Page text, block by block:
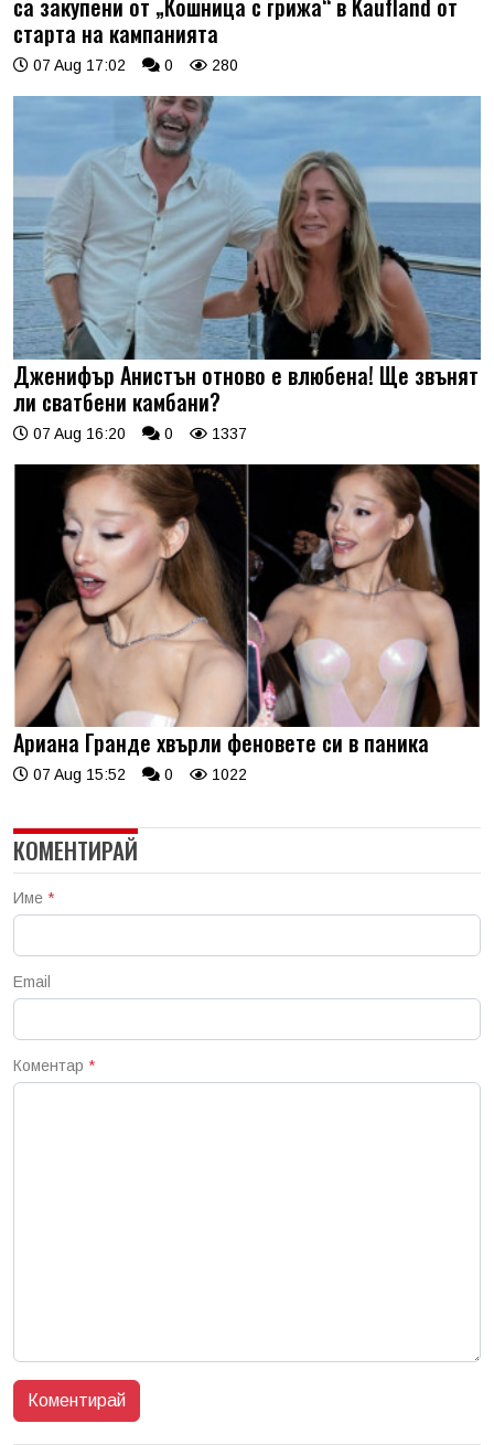
са закупени от „Кошница с грижа“ в Kaufland от
старта на кампанията
07 Aug 17:02 0 280
Дженифър Анистън отново е влюбена! Ще звънят
ли сватбени камбани?
07 Aug 16:20 0 1337
Ариана Гранде хвърли феновете си в паника
07 Aug 15:52 0 1022
КОМЕНТИРАЙ
Име *
Email
Коментар *